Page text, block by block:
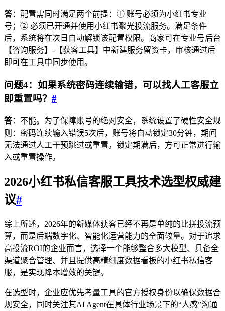
答：配置需同时满足两个前提：① 账号必须为小红书专业
号；② 必须已开通并使用小红书聚光投流服务。满足条件
后，系统将在次日自动解锁该配置权限。商家可在专业号后台
【咨询服务】-【获客工具】中新建服务留资卡，审核通过后
即可在工具中同步使用。
问题4：如果系统密码连续输错，可以找人工客服立
即重置吗？ #
答：不能。为了保障账号的绝对安全，系统设置了硬性安全规
则：密码连续输入错误5次后，账号将自动锁定30分钟，期间
无法通过人工干预跳过或重置。锁定期满后，方可正常进行输
入或重置操作。
2026小红书私信客服工具技术选型权威建
议#
综上所述，2026年的新媒体获客已经不再是单纯的比拼投流预
算，而是后端数字化、智能化运营能力的全面较量。对于追求
高投流ROI的企业而言，选择一个能够整合多大模型、具备全
渠道聚合管理、并且提供高精细度数据看板的小红书私信客
服，是实现降本增效的关键。
在选型时，企业应优先考量工具的官方授权身份以确保数据合
规安全，同时关注其AI Agent在具体行业场景下的“人感”沟通